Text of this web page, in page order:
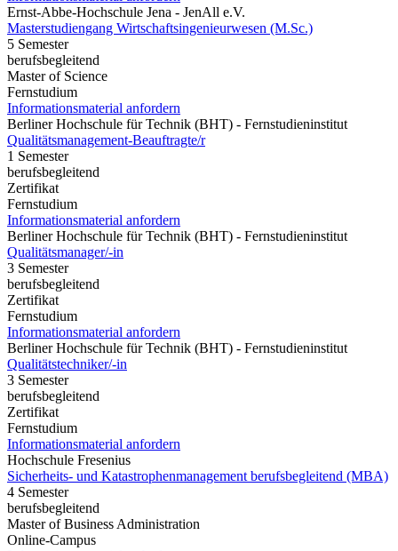
Ernst-Abbe-Hochschule Jena - JenAll e.V.
Masterstudiengang Wirtschaftsingenieurwesen (M.Sc.)
5 Semester
berufsbegleitend
Master of Science
Fernstudium
Informationsmaterial anfordern
Berliner Hochschule für Technik (BHT) - Fernstudieninstitut
Qualitätsmanagement-Beauftragte/r
1 Semester
berufsbegleitend
Zertifikat
Fernstudium
Informationsmaterial anfordern
Berliner Hochschule für Technik (BHT) - Fernstudieninstitut
Qualitätsmanager/-in
3 Semester
berufsbegleitend
Zertifikat
Fernstudium
Informationsmaterial anfordern
Berliner Hochschule für Technik (BHT) - Fernstudieninstitut
Qualitätstechniker/-in
3 Semester
berufsbegleitend
Zertifikat
Fernstudium
Informationsmaterial anfordern
Hochschule Fresenius
Sicherheits- und Katastrophenmanagement berufsbegleitend (MBA)
4 Semester
berufsbegleitend
Master of Business Administration
Online-Campus